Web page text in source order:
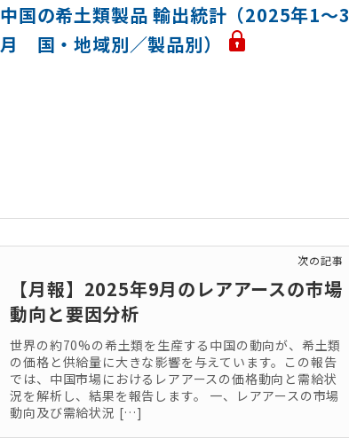
中国の希土類製品 輸出統計（2025年1〜3
月 国・地域別／製品別）
次の記事
【月報】2025年9月のレアアースの市場
動向と要因分析
世界の約70%の希土類を生産する中国の動向が、希土類
の価格と供給量に大きな影響を与えています。この報告
では、中国市場におけるレアアースの価格動向と需給状
況を解析し、結果を報告します。 一、レアアースの市場
動向及び需給状況 […]